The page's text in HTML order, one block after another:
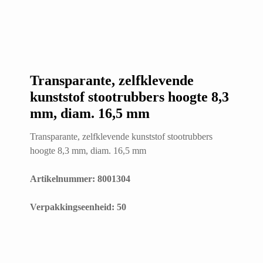
Transparante, zelfklevende
kunststof stootrubbers hoogte 8,3
mm, diam. 16,5 mm
Transparante, zelfklevende kunststof stootrubbers
hoogte 8,3 mm, diam. 16,5 mm
Artikelnummer: 8001304
​Verpakkingseenheid: 50